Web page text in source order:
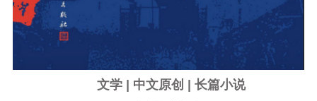
文学 | 中文原创 | 长篇小说